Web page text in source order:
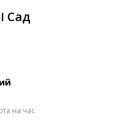
Сад
на час